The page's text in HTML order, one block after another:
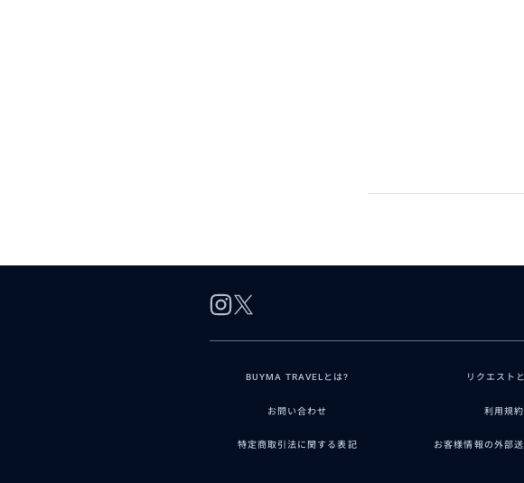
BUYMA TRAVELとは? リクエスト
お問い合わせ 利用規約
特定商取引法に関する表記 お客様情報の外部